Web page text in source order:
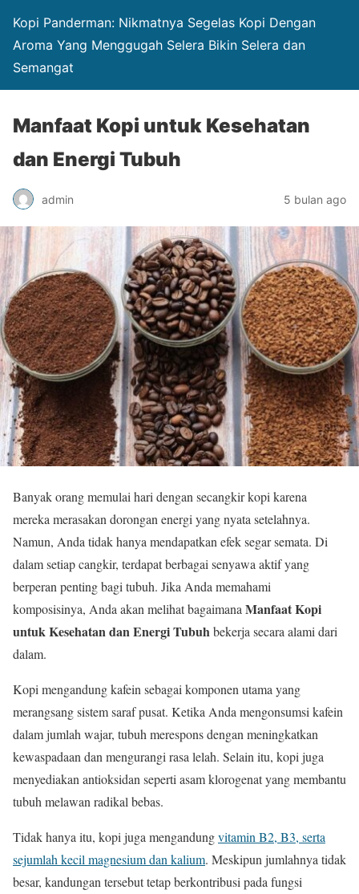
Kopi Panderman: Nikmatnya Segelas Kopi Dengan
Aroma Yang Menggugah Selera Bikin Selera dan
Semangat
Manfaat Kopi untuk Kesehatan
dan Energi Tubuh
admin 5 bulan ago
Banyak orang memulai hari dengan secangkir kopi karena
mereka merasakan dorongan energi yang nyata setelahnya.
Namun, Anda tidak hanya mendapatkan efek segar semata. Di
dalam setiap cangkir, terdapat berbagai senyawa aktif yang
berperan penting bagi tubuh. Jika Anda memahami
komposisinya, Anda akan melihat bagaimana Manfaat Kopi
untuk Kesehatan dan Energi Tubuhbekerja secara alami dari
dalam.
Kopi mengandung kafein sebagai komponen utama yang
merangsang sistem saraf pusat. Ketika Anda mengonsumsi kafein
dalam jumlah wajar, tubuh merespons dengan meningkatkan
kewaspadaan dan mengurangi rasa lelah. Selain itu, kopi juga
menyediakan antioksidan seperti asam klorogenat yang membantu
tubuh melawan radikal bebas.
Tidak hanya itu, kopi juga mengandungvitamin B2, B3, serta
sejumlah kecil magnesium dan kalium. Meskipun jumlahnya tidak
besar, kandungan tersebut tetap berkontribusi pada fungsi